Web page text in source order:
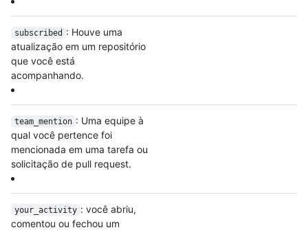
subscribed : Houve uma
atualização em um repositório
que você está
acompanhando.
team_mention : Uma equipe à
qual você pertence foi
mencionada em uma tarefa ou
solicitação de pull request.
your_activity : você abriu,
comentou ou fechou um